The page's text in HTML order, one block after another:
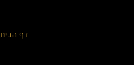
דף הבית